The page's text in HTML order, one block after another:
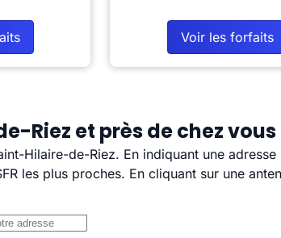
Voir les forfaits
Riez et près de chez vous
Hilaire-de-Riez. En indiquant une
les plus proches. En cliquant sur une